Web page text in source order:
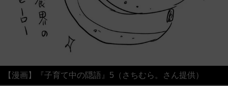
【漫画】『子育て中の隠語』5（さちむら。さん提供）